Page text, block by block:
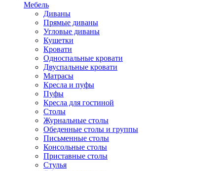
Мебель
Диваны
Прямые диваны
Угловые диваны
Кушетки
Кровати
Односпальные кровати
Двуспальные кровати
Матрасы
Кресла и пуфы
Пуфы
Кресла для гостиной
Столы
Журнальные столы
Обеденные столы и группы
Письменные столы
Консольные столы
Приставные столы
Стулья